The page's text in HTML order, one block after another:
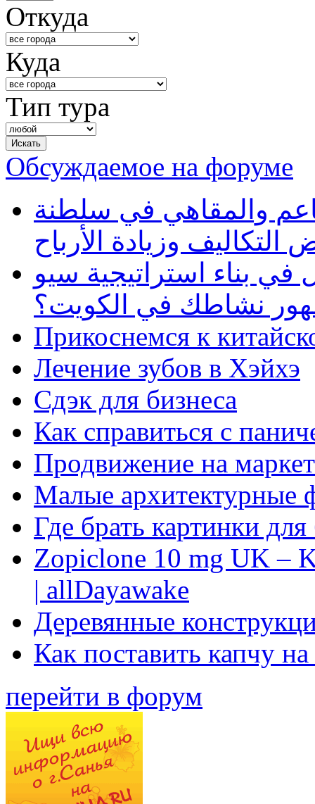
Откуда
Куда
Тип тура
Обсуждаемое на форуме
والمقاهي في سلطنة
وزيادة الأرباح
بناء استراتيجية سيو
نشاطك في الكويت؟
Прикоснемся к
Лечение зубов в Хэйхэ
Сдэк для бизнеса
Как справиться с
Продвижение на
Малые архитектурные
Где брать картинки
Zopiclone 10 mg UK –
| allDayawake
Деревянные
Как поставить капчу
перейти в форум